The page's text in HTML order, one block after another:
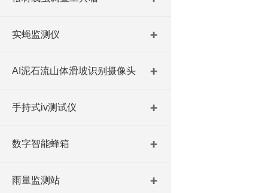
实蝇监测仪
AI泥石流山体滑坡识别摄像头
手持式iv测试仪
数字智能蜂箱
雨量监测站